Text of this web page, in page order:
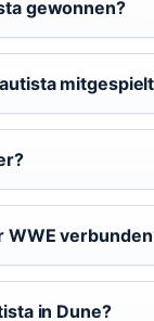
gewonnen?
WWE
in Dune?